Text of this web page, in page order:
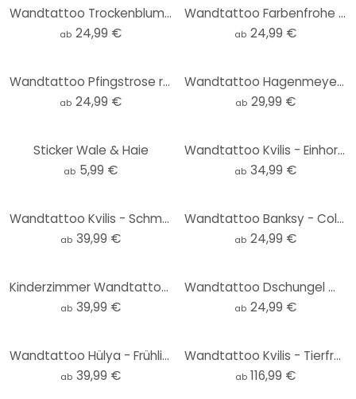
Wandtattoo Trockenblumen - Eleganz der Vergänglichkeit - Treechild - Rund
ab 24,99 €
Wandtattoo Farbenfrohe Frühlingswiese - SpaceFrog Designs - Rund
ab 24,99 €
Wandtattoo Pfingstrose rosé - Haase - Rund
ab 24,99 €
Wandtattoo Hagenmeyer - Bin morgens immer gut drauf...
ab 29,99 €
Sticker Wale & Haie
ab 5,99 €
Wandtattoo Kvilis - Einhorn mit Flügeln
ab 34,99 €
Wandtattoo Kvilis - Schmetterlingselfe
ab 39,99 €
Wandtattoo Banksy - Coloured Rain - Rund
ab 24,99 €
Kinderzimmer Wandtattoo Auf Wolken schlafende Tiere mit Mond und Sternen (31-teilig) - Kvilis
ab 39,99 €
Wandtattoo Dschungel mit Papageien Grün - Bloomery Decor - Rund
ab 24,99 €
Wandtattoo Hülya - Frühlingsmoment
ab 39,99 €
Wandtattoo Kvilis - Tierfreunde im Wald Set (24-teilig)
ab 116,99 €